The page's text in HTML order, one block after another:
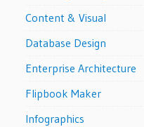
Content & Visual
Database Design
Enterprise Architecture
Flipbook Maker
Infographics